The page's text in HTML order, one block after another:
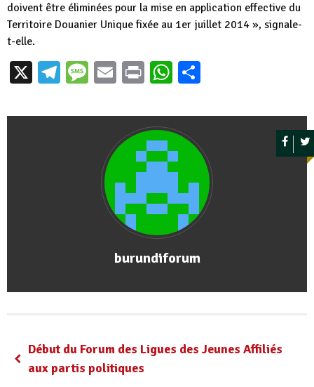
doivent être éliminées pour la mise en application effective du
Territoire Douanier Unique fixée au 1er juillet 2014 », signale-
t-elle.
X Telegram
Message
EmailPrintWhatsApp
burundiforum
Début du Forum des Ligues des Jeunes Affiliés
aux partis politiques